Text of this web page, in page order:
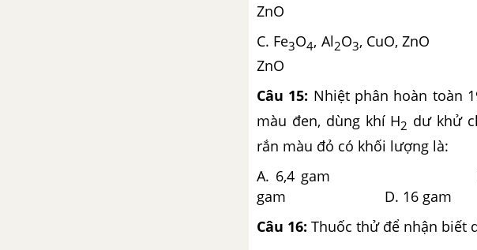
ZnO
C. Fe3O4, Al2O3, CuO,
ZnO
Câu 15: Nhiệt phân hoàn toàn
màu đen, dùng khí H2 dư khử
rắn màu đỏ có khối lượng là:
A. 6,4 gam
gam D. 16 gam
Câu 16: Thuốc thử để nhận biết